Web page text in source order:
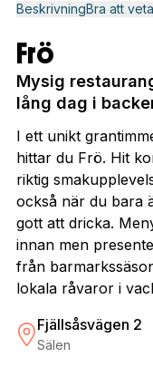
BeskrivningBra att veta
Frö
Mysig
lång dag i
I ett unikt
hittar du Frö. Hit
riktig
också när du bara
gott att dricka.
innan men
från
lokala råvaror i
Fjällsåsvägen 2
Sälen